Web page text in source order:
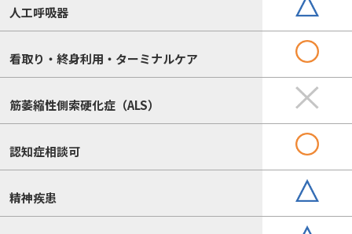
人工呼吸器
看取り・終身利用・ターミナルケア
筋萎縮性側索硬化症（ALS）
認知症相談可
精神疾患